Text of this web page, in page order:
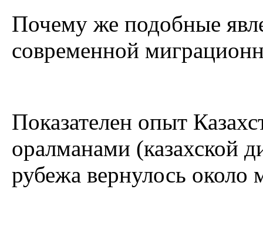
Почему же подобные
современной
Показателен опыт
оралманами (казахской
рубежа вернулось около